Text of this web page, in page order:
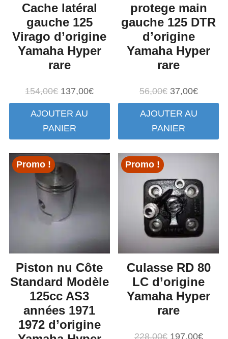
Cache latéral
gauche 125
Virago d’origine
Yamaha Hyper
rare
154,00€ Le
prix
initial
était :
137,00€Le
prix
AJOUTER AU
PANIER
protege main
gauche 125 DTR
d’origine
Yamaha Hyper
rare
56,00€ Le
prix
initial
était :
37,00€Le
prix
AJOUTER AU
PANIER
Promo !
Piston nu Côte
Standard Modèle
125cc AS3
années 1971
1972 d’origine
Promo !
Culasse RD 80
LC d’origine
Yamaha Hyper
rare
228,00€ Le
197,00€Le